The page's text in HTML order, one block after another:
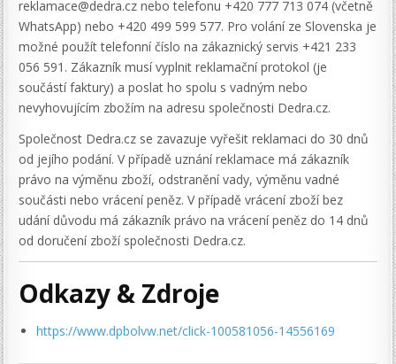
reklamace@dedra.cz nebo telefonu +420 777 713 074 (včetně
WhatsApp) nebo +420 499 599 577. Pro volání ze Slovenska je
možné použít telefonní číslo na zákaznický servis +421 233
056 591. Zákazník musí vyplnit reklamační protokol (je
součástí faktury) a poslat ho spolu s vadným nebo
nevyhovujícím zbožím na adresu společnosti Dedra.cz.
Společnost Dedra.cz se zavazuje vyřešit reklamaci do 30 dnů
od jejího podání. V případě uznání reklamace má zákazník
právo na výměnu zboží, odstranění vady, výměnu vadné
součásti nebo vrácení peněz. V případě vrácení zboží bez
udání důvodu má zákazník právo na vrácení peněz do 14 dnů
od doručení zboží společnosti Dedra.cz.
Odkazy & Zdroje
https://www.dpbolvw.net/click-100581056-14556169